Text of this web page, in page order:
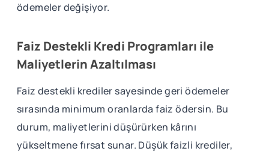
ödemeler değişiyor.
Faiz Destekli Kredi Programları ile
Maliyetlerin Azaltılması
Faiz destekli krediler sayesinde geri ödemeler
sırasında minimum oranlarda faiz ödersin. Bu
durum, maliyetlerini düşürürken kârını
yükseltmene fırsat sunar. Düşük faizli krediler,